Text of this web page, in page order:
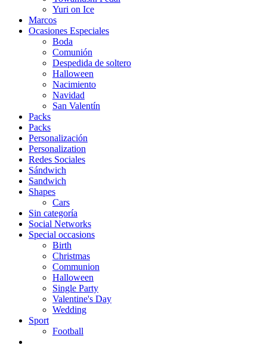
Yuri on Ice
Marcos
Ocasiones Especiales
Boda
Comunión
Despedida de soltero
Halloween
Nacimiento
Navidad
San Valentín
Packs
Packs
Personalización
Personalization
Redes Sociales
Sándwich
Sandwich
Shapes
Cars
Sin categoría
Social Networks
Special occasions
Birth
Christmas
Communion
Halloween
Single Party
Valentine's Day
Wedding
Sport
Football